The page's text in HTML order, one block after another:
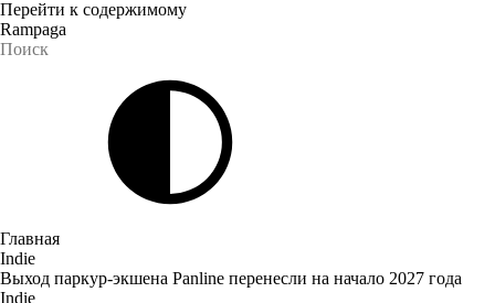
Перейти к содержимому
Rampaga
Главная
Indie
Выход паркур-экшена Panline перенесли на начало 2027 года
Indie